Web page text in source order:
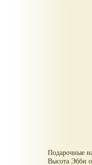
Подарочные
Высота Эбби